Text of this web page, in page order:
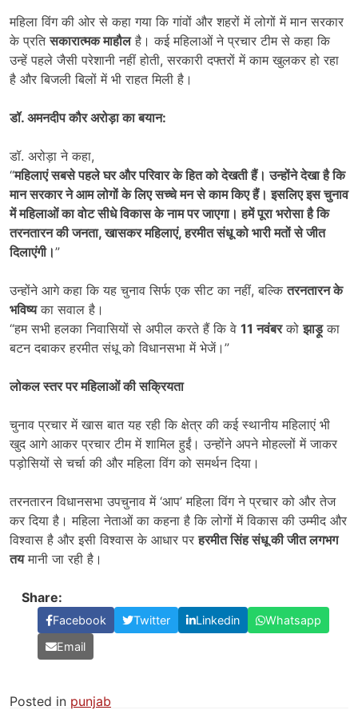
महिला विंग की ओर से कहा गया कि गांवों और शहरों में लोगों में मान सरकार
के प्रतिसकारात्मक माहौलहै। कई महिलाओं ने प्रचार टीम से कहा कि
उन्हें पहले जैसी परेशानी नहीं होती, सरकारी दफ्तरों में काम खुलकर हो रहा
है और बिजली बिलों में भी राहत मिली है।
डॉ. अमनदीप कौर अरोड़ा का बयान:
डॉ. अरोड़ा ने कहा,
“महिलाएं सबसे पहले घर और परिवार के हित को देखती हैं। उन्होंने देखा है कि
मान सरकार ने आम लोगों के लिए सच्चे मन से काम किए हैं। इसलिए इस चुनाव
में महिलाओं का वोट सीधे विकास के नाम पर जाएगा। हमें पूरा भरोसा है कि
तरनतारन की जनता,खासकर महिलाएं,हरमीत संधू को भारी मतों से जीत
दिलाएंगी।”
उन्होंने आगे कहा कि यह चुनाव सिर्फ एक सीट का नहीं, बल्कितरनतारन के
भविष्यका सवाल है।
“हम सभी हलका निवासियों से अपील करते हैं कि वे 11नवंबरकोझाड़ूका
बटन दबाकर हरमीत संधू को विधानसभा में भेजें।”
लोकल स्तर पर महिलाओं की सक्रियता
चुनाव प्रचार में खास बात यह रही कि क्षेत्र की कई स्थानीय महिलाएं भी
खुद आगे आकर प्रचार टीम में शामिल हुईं। उन्होंने अपने मोहल्लों में जाकर
पड़ोसियों से चर्चा की और महिला विंग को समर्थन दिया।
तरनतारन विधानसभा उपचुनाव में ‘आप’ महिला विंग ने प्रचार को और तेज
कर दिया है। महिला नेताओं का कहना है कि लोगों में विकास की उम्मीद और
विश्वास है और इसी विश्वास के आधार परहरमीत सिंह संधू की जीत लगभग
तयमानी जा रही है।
Share:
Facebook Twitter Linkedin
Whatsapp
Email
Posted in punjab